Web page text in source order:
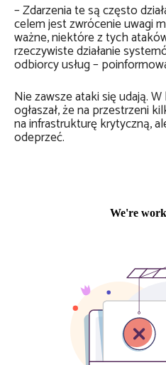
– Zdarzenia te są często
celem jest zwrócenie uwagi
ważne, niektóre z tych
rzeczywiste działanie
odbiorcy usług –
Nie zawsze ataki się udają.
ogłaszał, że na przestrzeni
na infrastrukturę krytyczną,
odeprzeć.